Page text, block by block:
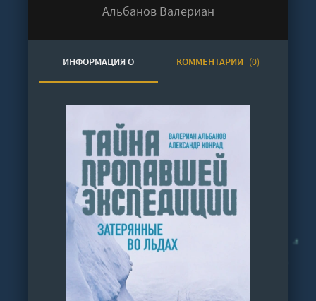
Альбанов Валериан
ИНФОРМАЦИЯ О
АУДИОКНИГЕ
КОММЕНТАРИИ (0)